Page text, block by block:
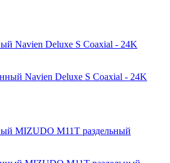
Navien Deluxe S Coaxial - 24K
MIZUDO M11T раздельный